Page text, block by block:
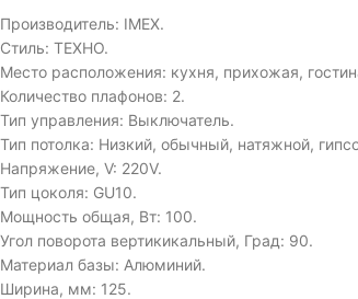
Производитель: IMEX.
Стиль: ТЕХНО.
Место расположения: кухня, прихожая,
Количество плафонов: 2.
Тип управления: Выключатель.
Тип потолка: Низкий, обычный, натяжной,
Напряжение, V: 220V.
Тип цоколя: GU10.
Мощность общая, Вт: 100.
Угол поворота вертикикальный, Град: 90.
Материал базы: Алюминий.
Ширина, мм: 125.